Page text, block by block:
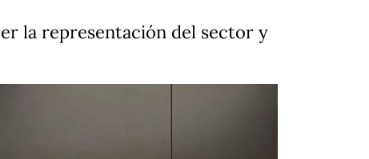
la representación del sector y